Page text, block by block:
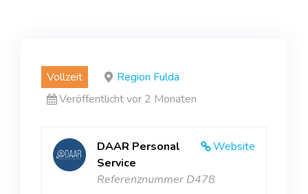
Vollzeit
Region Fulda
Veröffentlicht vor 2 Monaten
Website
DAAR Personal
Service
Referenznummer D478